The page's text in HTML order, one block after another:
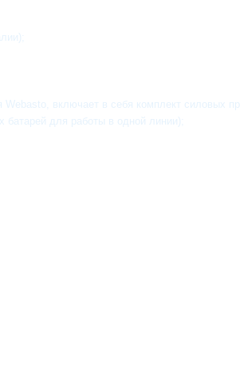
Webasto, включает в себя комплект
батарей для работы в одной линии);